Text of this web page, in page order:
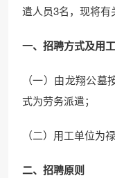
遣人员3名，现将有
一、招聘方式及用
（一）由龙翔公
式为劳务派遣；
（二）用工单位为
二、招聘原则